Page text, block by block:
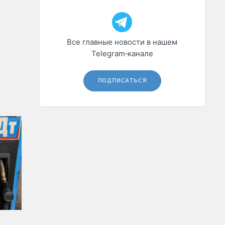
Все главные новости в нашем
Telegram‑канале
ПОДПИСАТЬСЯ